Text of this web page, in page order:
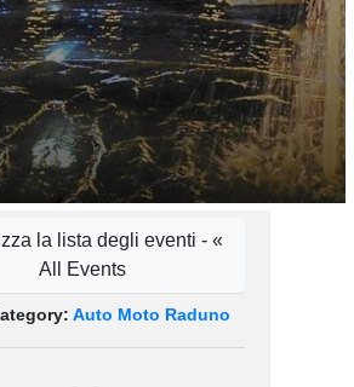
la lista degli eventi - «
All Events
Auto Moto Raduno